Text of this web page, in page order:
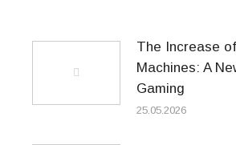
The Increase
Machines: A
Gaming
25.05.2026